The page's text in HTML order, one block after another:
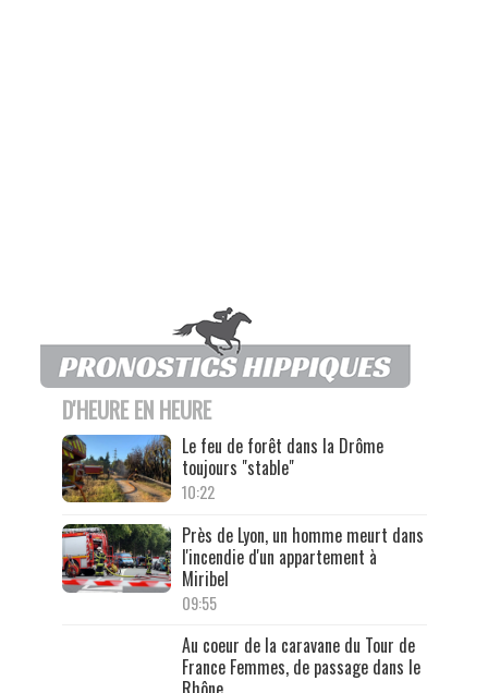
D'HEURE EN HEURE
Le feu de forêt dans la Drôme
toujours "stable"
10:22
Près de Lyon, un homme meurt dans
l'incendie d'un appartement à
Miribel
09:55
Au coeur de la caravane du Tour de
France Femmes, de passage dans le